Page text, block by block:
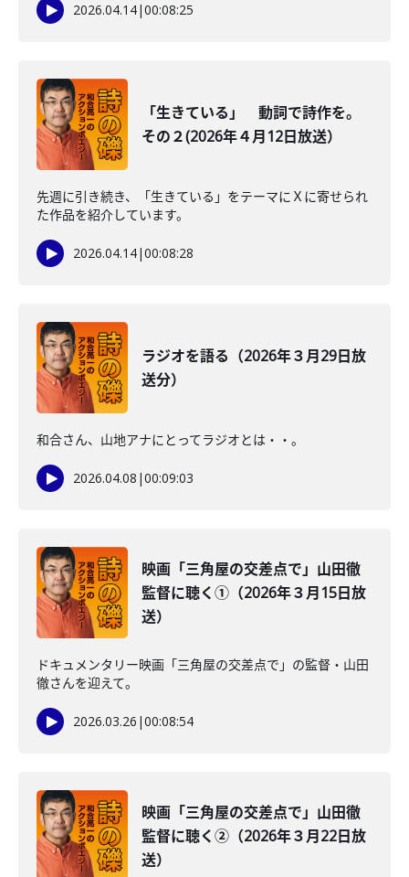
2026.04.14|00:08:25
「生きている」 動詞で詩作を。
その２(2026年４月12日放送）
先週に引き続き、「生きている」をテーマにＸに寄せられ
た作品を紹介しています。
2026.04.14|00:08:28
ラジオを語る（2026年３月29日放
送分）
和合さん、山地アナにとってラジオとは・・。
2026.04.08 |00:09:03
映画「三角屋の交差点で」山田徹
監督に聴く①（2026年３月15日放
送）
ドキュメンタリー映画「三角屋の交差点で」の監督・山田
徹さんを迎えて。
2026.03.26 |00:08:54
映画「三角屋の交差点で」山田徹
監督に聴く②（2026年３月22日放
送）